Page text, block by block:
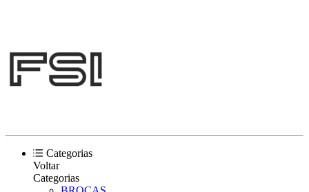
Categorias
Voltar
Categorias